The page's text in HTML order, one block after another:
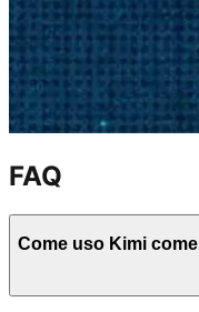
FAQ
Come uso Kimi